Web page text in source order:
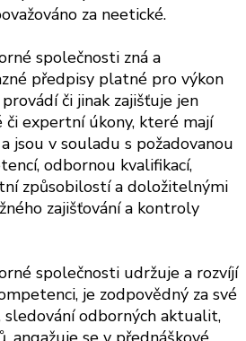
za neetické.
společnosti zná a
předpisy platné pro výkon
či jinak zajišťuje jen
či expertní úkony, které mají
jsou v souladu s požadovanou
odbornou kvalifikací,
způsobilostí a doložitelnými
zajišťování a kontroly
společnosti udržuje a rozvíjí
je zodpovědný za své
sledování odborných aktualit,